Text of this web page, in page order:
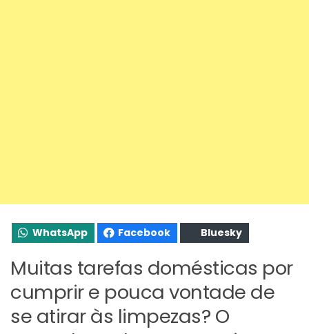
WhatsApp Facebook Bluesky
Muitas tarefas domésticas por
cumprir e pouca vontade de
se atirar às limpezas? O